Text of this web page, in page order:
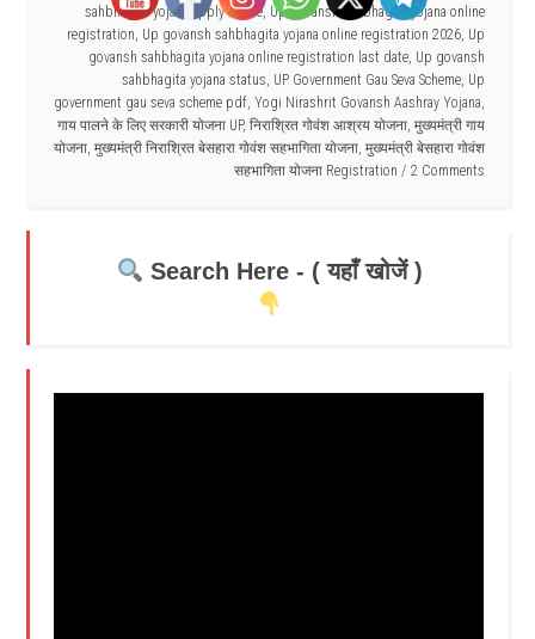
sahbhagita yojana apply online, Up govansh sahbhagita yojana online
registration, Up govansh sahbhagita yojana online registration 2026, Up
govansh sahbhagita yojana online registration last date, Up govansh
sahbhagita yojana status, UP Government Gau Seva Scheme, Up
government gau seva scheme pdf, Yogi Nirashrit Govansh Aashray Yojana,
गाय पालने के लिए सरकारी योजना UP, निराश्रित गोवंश आश्रय योजना, मुख्यमंत्री गाय
योजना, मुख्यमंत्री निराश्रित बेसहारा गोवंश सहभागिता योजना, मुख्यमंत्री बेसहारा गोवंश
सहभागिता योजना Registration
2 Comments
Search Here - ( यहाँ खोजें )